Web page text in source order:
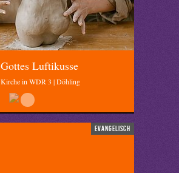
Gottes Luftikusse
Kirche in WDR 3 | Döhling
evangelisch